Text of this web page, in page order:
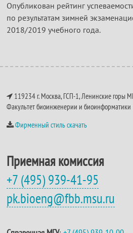
Опубликован рейтинг
по результатам зимней
2018/2019 учебного года.
119234 г. Москва, ГСП-1, Ленинские горы
Факультет биоинженерии и биоинформатики
Фирменный стиль скачать
Приемная комиссия
+7 (495) 939-41-95
pk.bioeng@fbb.msu.ru